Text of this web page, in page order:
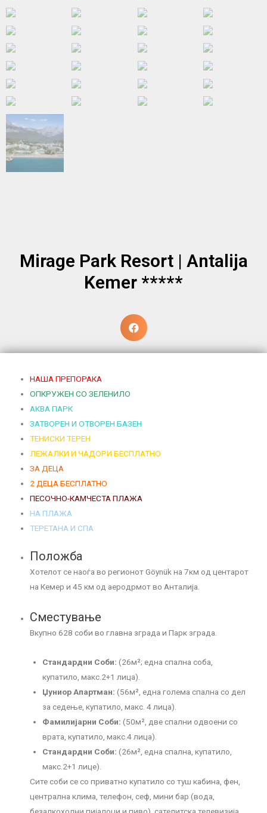
Mirage Park Resort | Antalija
Kemer *****
НАША ПРЕПОРАКА
ОПКРУЖЕН СО ЗЕЛЕНИЛО
АКВА ПАРК
ЗАТВОРЕН И ОТВОРЕН БАЗЕН
ТЕНИСКИ ТЕРЕН
ЛЕЖАЛКИ И ЧАДОРИ БЕСПЛАТНО
ЗА ДЕЦА
2 ДЕЦА БЕСПЛАТНО
ПЕСОЧНО-КАМЧЕСТА ПЛАЖА
НА ПЛАЖА
ТЕРЕТАНА И СПА
Положба
Хотелот се наоѓа во регионот Göynük на 7км од центарот
на Кемер и 45 км од аеродрмот во Анталија.
Сместување
Вкупно 628 соби во главна зграда и Парк зграда.
Стандардни Соби: (26м²; една спална соба,
купатило, макс.2+1 лица).
Џуниор Апартман: (56м², една голема спална со дел
за седење, купатило, макс. 4 лица).
Фамилијарни Соби: (50м², две спални одвоени со
врата, купатило, макс.4 лица).
Стандардни Соби: (26м², една спална, купатило,
макс.2+1 лице).
Сите соби се со приватно купатило со туш кабина, фен,
централна клима, телефон, сеф, мини бар (вода,